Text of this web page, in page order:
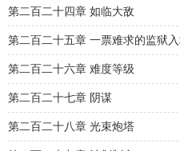
第二百二十四章 如临大敌
第二百二十五章 一票难求的监狱
第二百二十六章 难度等级
第二百二十七章 阴谋
第二百二十八章 光束炮塔